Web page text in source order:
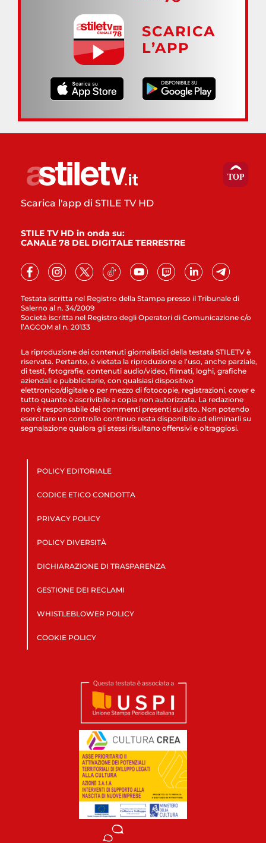
SCARICA
L’APP
Testata iscritta nel Registro della Stampa presso il Tribunale di
Salerno al n. 34/2009
Società iscritta nel Registro degli Operatori di Comunicazione c/o
l’AGCOM al n. 20133
Scarica l'app di STILE TV HD
STILE TV HD in onda su:
CANALE 78 DEL DIGITALE TERRESTRE
La riproduzione dei contenuti giornalistici della testata STILETV è
riservata. Pertanto, è vietata la riproduzione e l’uso, anche parziale,
di testi, fotografie, contenuti audio/video, filmati, loghi, grafiche
aziendali e pubblicitarie, con qualsiasi dispositivo
elettronico/digitale o per mezzo di fotocopie, registrazioni, cover e
tutto quanto è ascrivibile a copia non autorizzata. La redazione
non è responsabile dei commenti presenti sul sito. Non potendo
esercitare un controllo continuo resta disponibile ad eliminarli su
segnalazione qualora gli stessi risultano offensivi e oltraggiosi.
POLICY EDITORIALE
CODICE ETICO CONDOTTA
PRIVACY POLICY
POLICY DIVERSITÀ
DICHIARAZIONE DI TRASPARENZA
GESTIONE DEI RECLAMI
WHISTLEBLOWER POLICY
COOKIE POLICY